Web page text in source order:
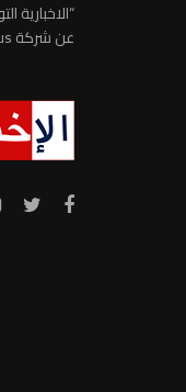
عن شركة info – plus